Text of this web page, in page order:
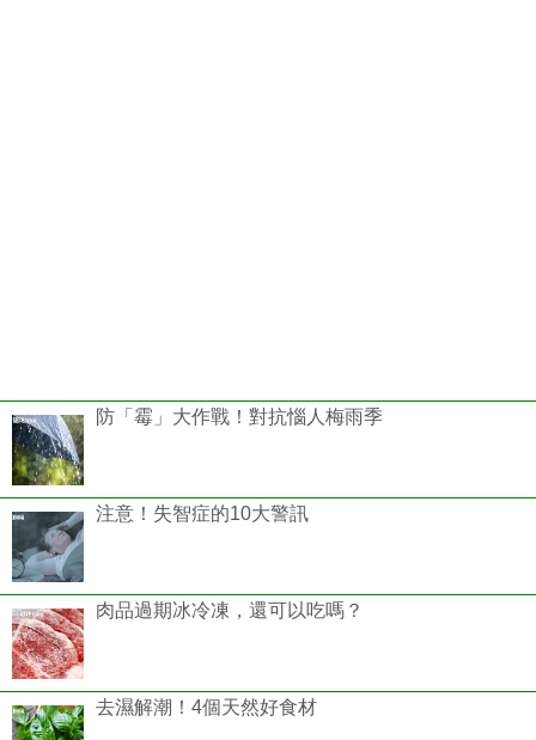
防「霉」大作戰！對抗惱人梅雨季
注意！失智症的10大警訊
肉品過期冰冷凍，還可以吃嗎？
去濕解潮！4個天然好食材